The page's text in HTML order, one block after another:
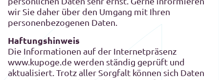
wir Sie daher über den Umgang mit Ihren
personenbezogenen Daten.
Haftungshinweis
Die Informationen auf der Internetpräsenz
www.kupoge.de werden ständig geprüft und
aktualisiert. Trotz aller Sorgfalt können sich Daten